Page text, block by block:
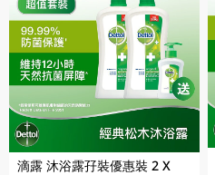
滴露 沐浴露孖裝優惠裝 2 X